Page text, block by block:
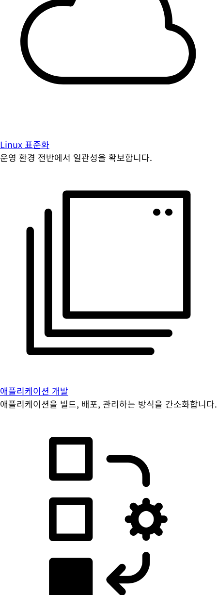
Linux 표준화
운영 환경 전반에서 일관성을 확보합니다.
애플리케이션 개발
애플리케이션을 빌드, 배포, 관리하는 방식을 간소화합니다.